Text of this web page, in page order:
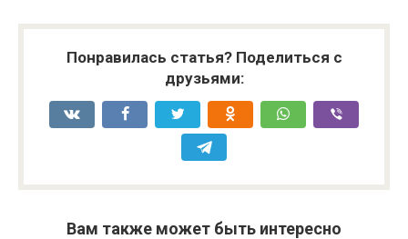
Понравилась статья? Поделиться с
друзьями:
Вам также может быть интересно